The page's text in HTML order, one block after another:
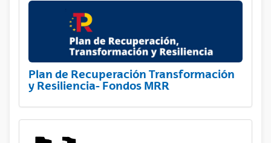
Plan de Recuperación Transformación
y Resiliencia- Fondos MRR